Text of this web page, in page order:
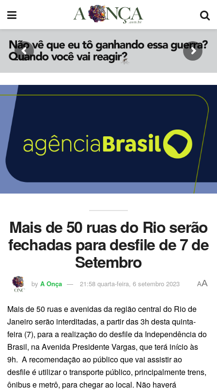
Mais de 50 ruas do Rio serão
fechadas para desfile de 7 de
Setembro
by A Onça 21:58 quarta-feira, 6 setembro 2023 AA
Mais de 50 ruas e avenidas da região central do Rio de
Janeiro serão interditadas, a partir das 3h desta quinta-
feira (7), para a realização do desfile da Independência do
Brasil, na Avenida Presidente Vargas, que terá início às
9h. A recomendação ao público que vai assistir ao
desfile é utilizar o transporte público, principalmente trens,
ônibus e metrô, para chegar ao local. Não haverá